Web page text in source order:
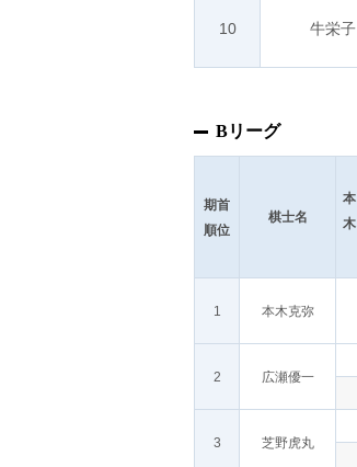
10 牛栄子
Bリーグ
期首
順位
棋士名
本
木
1 本木克弥
2 広瀬優一
3 芝野虎丸